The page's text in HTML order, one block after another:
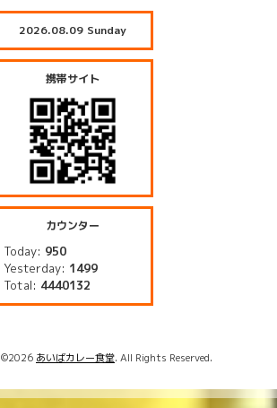
2026.08.09 Sunday
携帯サイト
カウンター
Today: 950
Yesterday: 1499
Total: 4440132
©2026 あいばカレー食堂. All Rights Reserved.